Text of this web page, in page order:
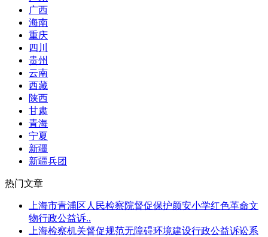
广西
海南
重庆
四川
贵州
云南
西藏
陕西
甘肃
青海
宁夏
新疆
新疆兵团
热门文章
上海市青浦区人民检察院督促保护颜安小学红色革命文
物行政公益诉..
上海检察机关督促规范无障碍环境建设行政公益诉讼系